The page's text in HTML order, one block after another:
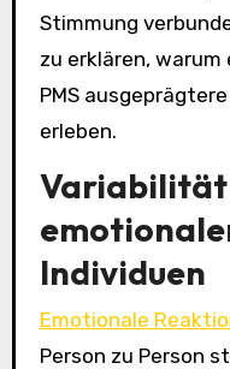
Stimmung
zu erklären, warum
PMS
erleben.
Individuen
Emotionale
Person zu Person